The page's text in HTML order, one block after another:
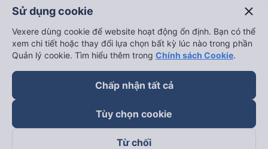
keyboard_arrow_down
Trở thành đối tác
Sử dụng cookie close
Vexere dùng cookie để website hoạt động ổn định. Bạn có thể
xem chi tiết hoặc thay đổi lựa chọn bất kỳ lúc nào trong phần
Quản lý cookie. Tìm hiểu thêm trong Chính sách Cookie.
Chấp nhận tất cả
Tùy chọn cookie
Từ chối